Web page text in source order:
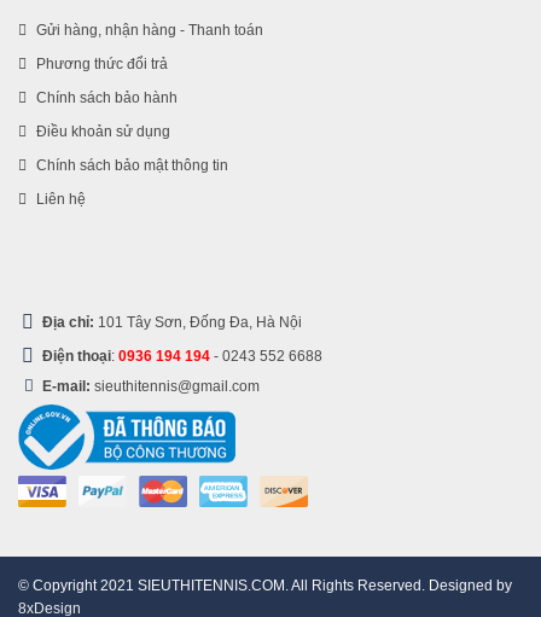
Gửi hàng, nhận hàng - Thanh toán
Phương thức đổi trả
Chính sách bảo hành
Điều khoản sử dụng
Chính sách bảo mật thông tin
Liên hệ
Địa chỉ: 101 Tây Sơn, Đống Đa, Hà Nội
Điện thoại: 0936 194 194 - 0243 552 6688
E-mail: sieuthitennis@gmail.com
© Copyright 2021 SIEUTHITENNIS.COM. All Rights Reserved. Designed by
8xDesign